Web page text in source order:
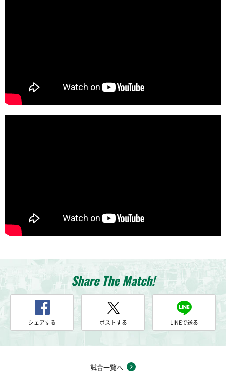
Share The Match!
シェアする ポストする LINEで送る
試合一覧へ